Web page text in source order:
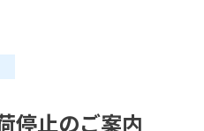
停止のご案内